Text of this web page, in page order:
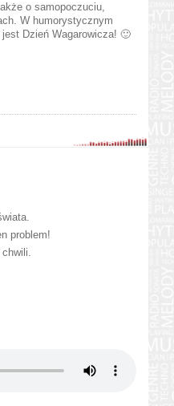
o samopoczuciu,
W humorystycznym
Dzień Wagarowicza! 🙂
problem!